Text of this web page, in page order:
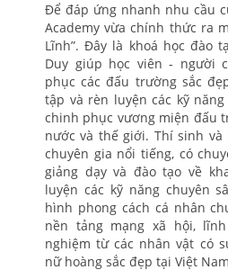
Để đáp ứng nhanh nhu cầu
Academy vừa chính thức ra
Lĩnh”. Đây là khoá học đào
Duy giúp học viên - người
phục các đấu trường sắc
tập và rèn luyện các kỹ
chinh phục vương miện đấu
nước và thế giới. Thí sinh và
chuyên gia nổi tiếng, có
giảng dạy và đào tạo về
luyện các kỹ năng chuyên
hình phong cách cá nhân
nền tảng mạng xã hội,
nghiệm từ các nhân vật có
nữ hoàng sắc đẹp tại Việt